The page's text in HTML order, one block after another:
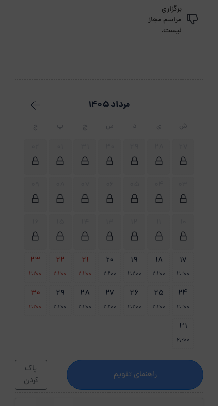
برگزاری
مراسم مجاز
نیست.
مرداد 1405
ش ی د س چ پ ج
17
2،200
18
2،200
19
2،200
20
2،200
21
2،200
22
2،200
23
2،200
24
2،200
25
2،200
26
2،200
27
2،200
28
2،200
29
2،200
30
2،200
31
2،200
راهنمای تقویم
پاک
کردن